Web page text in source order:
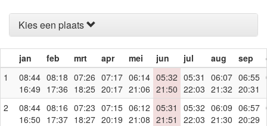
Kies een plaats
jan feb mrt apr mei jun jul aug sep
1
08:44
16:49
08:18
17:36
07:26
18:25
07:17
20:17
06:14
21:06
05:32
21:50
05:31
22:03
06:07
21:32
06:55
20:31
2
08:44
16:50
08:16
17:37
07:23
18:27
07:15
20:19
06:12
21:08
05:31
21:51
05:32
22:03
06:09
21:30
06:57
20:29